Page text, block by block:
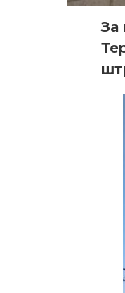
За